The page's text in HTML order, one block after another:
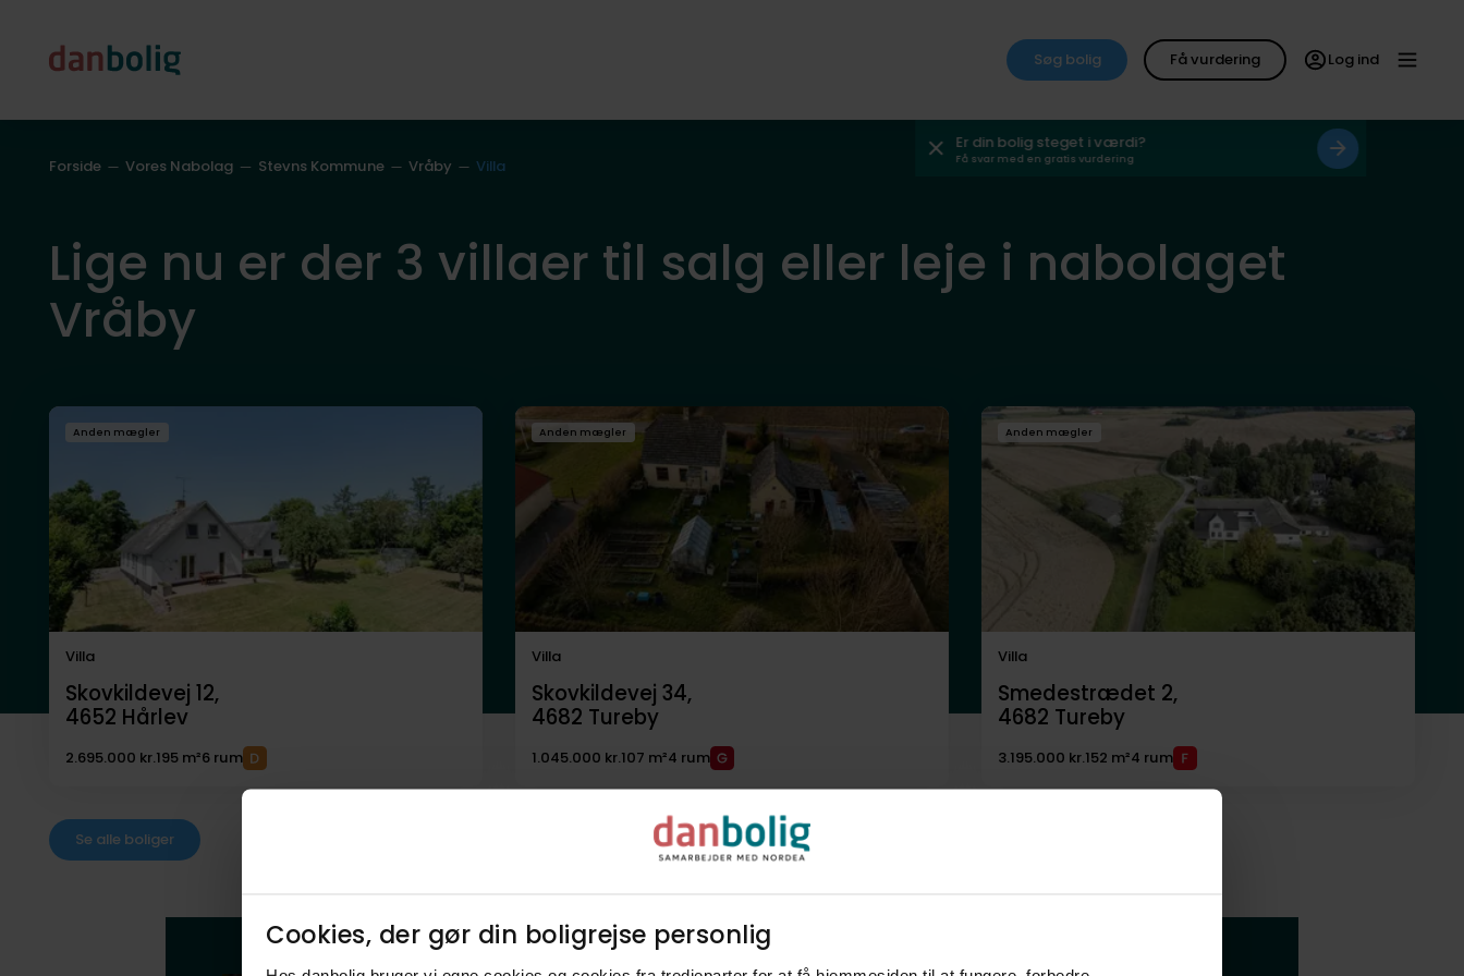
Cookies, der gør din boligrejse personlig​
Søg bolig Få vurdering Log ind
Er din bolig steget i værdi?
Få svar med en gratis vurdering
Forside Vores Nabolag Stevns Kommune Vråby Villa
Lige nu er der 3 villaer til salg eller leje i nabolaget
Vråby
Anden mægler
Villa
Skovkildevej 12,
4652 Hårlev
2.695.000 kr.195 m²6 rum
Anden mægler
Villa
Skovkildevej 34,
4682 Tureby
1.045.000 kr.107 m²4 rum
Anden mægler
Villa
Smedestrædet 2,
4682 Tureby
3.195.000 kr.152 m²4 rum
Se alle boliger